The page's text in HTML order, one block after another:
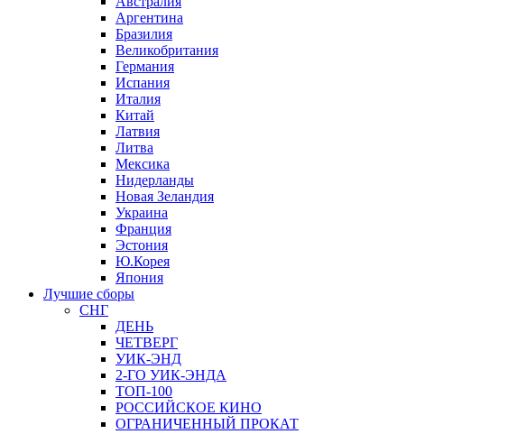
Аргентина
Бразилия
Великобритания
Германия
Испания
Италия
Китай
Латвия
Литва
Мексика
Нидерланды
Новая Зеландия
Украина
Франция
Эстония
Ю.Корея
Япония
Лучшие сборы
СНГ
ДЕНЬ
ЧЕТВЕРГ
УИК-ЭНД
2-ГО УИК-ЭНДА
ТОП-100
РОССИЙСКОЕ КИНО
ОГРАНИЧЕННЫЙ ПРОКАТ